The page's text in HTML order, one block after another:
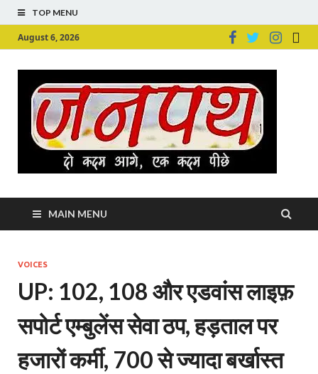
TOP MENU
August 6, 2026
MAIN MENU
VOICES
UP: 102, 108 और एडवांस लाइफ़
सपोर्ट एम्बुलेंस सेवा ठप, हड़ताल पर
हजारों कर्मी, 700 से ज्यादा बर्खास्त